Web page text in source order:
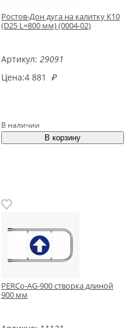
Ростов-Дон дуга на калитку К10
(D25 L=800 мм) (0004-02)
Артикул: 29091
Цена:4 881 ₽
В наличии
PERCo-AG-900 створка длиной
900 мм